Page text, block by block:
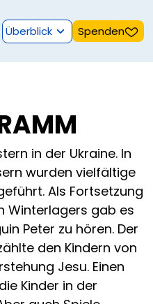
Spenden
Überblick
in der Ukraine. In
wurden vielfältige
Als Fortsetzung
Winterlagers gab es
Peter zu hören. Der
den Kindern von
Jesu. Einen
Kinder in der